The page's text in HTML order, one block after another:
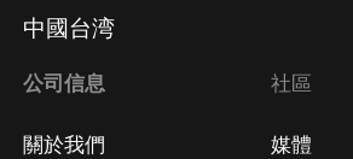
中國台湾
公司信息
關於我們
社區
媒體